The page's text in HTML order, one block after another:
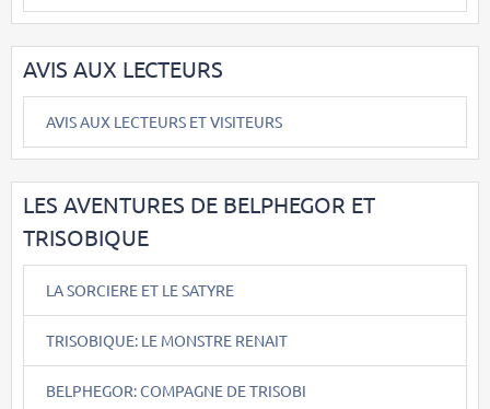
AVIS AUX LECTEURS
AVIS AUX LECTEURS ET VISITEURS
LES AVENTURES DE BELPHEGOR ET
TRISOBIQUE
LA SORCIERE ET LE SATYRE
TRISOBIQUE: LE MONSTRE RENAIT
BELPHEGOR: COMPAGNE DE TRISOBI